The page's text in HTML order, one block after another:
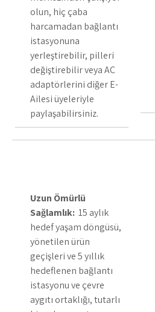
olun, hiç çaba
harcamadan bağlantı
istasyonuna
yerleştirebilir, pilleri
değiştirebilir veya AC
adaptörlerini diğer E-
Ailesi üyeleriyle
paylaşabilirsiniz.
Uzun Ömürlü
Sağlamlık: 15 aylık
hedef yaşam döngüsü,
yönetilen ürün
geçişleri ve 5 yıllık
hedeflenen bağlantı
istasyonu ve çevre
aygıtı ortaklığı, tutarlı